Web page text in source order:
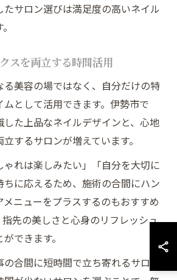
サロン選びは満足度の高いネイル
スを両立する時間活用
る美容の場ではなく、自分だけの特
として活用できます。伊勢市で
た上品なネイルデザインと、心地
するサロンが増えています。
れは楽しみたい」「自分を大切に
ちに応えるため、施術の合間にハン
メニューをプラスするのもおすすめ
先の美しさと心身のリフレッシュ
できます。
合間に短時間で立ち寄れるサロン